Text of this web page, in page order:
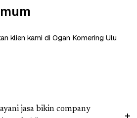
klien kami di Ogan Komering Ulu
jasa bikin company